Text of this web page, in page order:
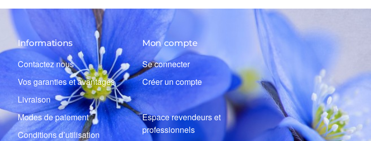
Informations
Contactez nous
Vos garanties et avantages
Livraison
Modes de paiement
Conditions d’utilisation
Mon compte
Se connecter
Créer un compte
Espace revendeurs et
professionnels